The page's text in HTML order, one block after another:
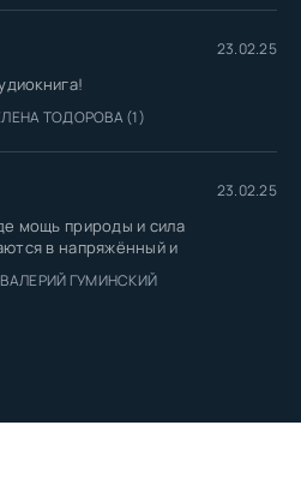
23.02.25
ТОДОРОВА (1)
23.02.25
мощь природы и сила
в напряжённый и
ГУМИНСКИЙ